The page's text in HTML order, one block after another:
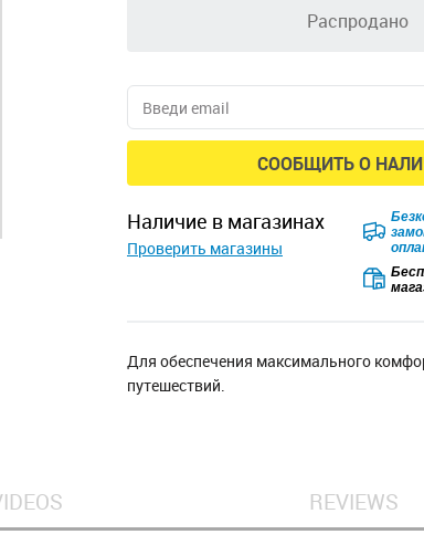
Распродано
СООБЩИТЬ О
наличие в магазинах
Проверить магазины
Для обеспечения максимального
путешествий.
REVIEWS